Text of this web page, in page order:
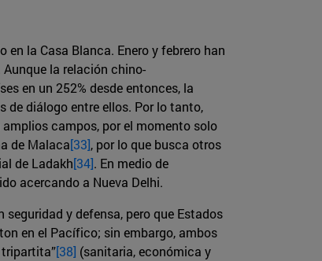
la Casa Blanca. Enero y febrero han
la relación chino-
en un 252% desde entonces, la
de diálogo entre ellos. Por lo tanto,
campos, por el momento solo
de Malaca[33], por lo que busca otros
de Ladakh[34]. En medio de
acercando a Nueva Delhi.
seguridad y defensa, pero que Estados
en el Pacífico; sin embargo, ambos
[38] (sanitaria, económica y